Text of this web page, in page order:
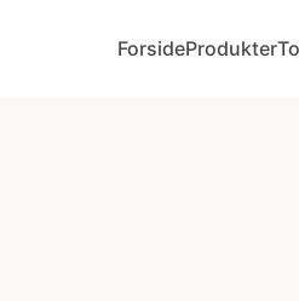
ForsideProdukter